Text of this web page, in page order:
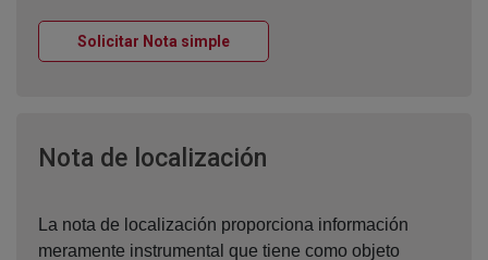
Solicitar Nota simpleVentana nueva
Nota de localización
La nota de localización proporciona información
meramente instrumental que tiene como objeto